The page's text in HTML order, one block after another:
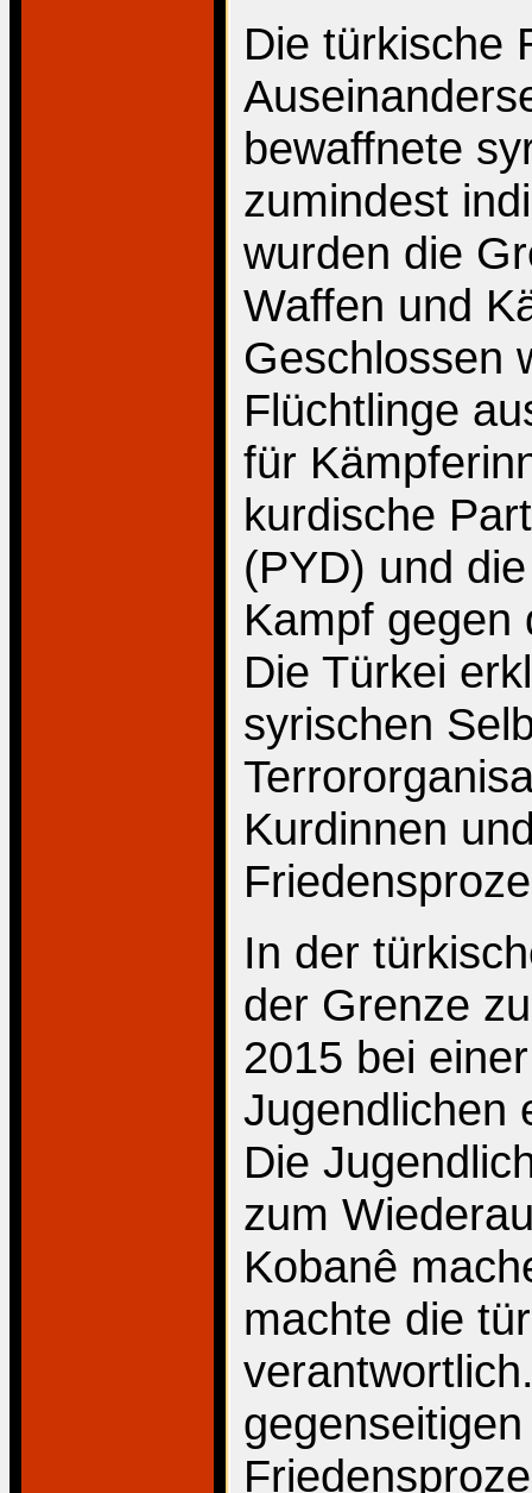
Die türkische
bewaffnete
zumindest
wurden die
Waffen und
Geschlossen
Flüchtlinge
für
kurdische
(PYD) und
Kampf gegen
Die Türkei
syrischen
Kurdinnen
In der
der Grenze
2015 bei
Jugendlichen
Die
zum
Kobanê
machte die